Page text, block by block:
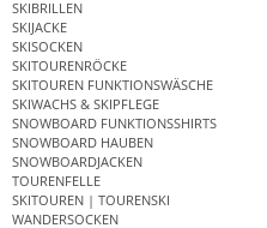
SKIBRILLEN
SKIJACKE
SKISOCKEN
SKITOURENRÖCKE
SKITOUREN FUNKTIONSWÄSCHE
SKIWACHS & SKIPFLEGE
SNOWBOARD FUNKTIONSSHIRTS
SNOWBOARD HAUBEN
SNOWBOARDJACKEN
TOURENFELLE
SKITOUREN | TOURENSKI
WANDERSOCKEN